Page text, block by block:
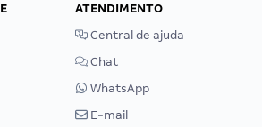
ATENDIMENTO
Central de ajuda
Chat
WhatsApp
E-mail